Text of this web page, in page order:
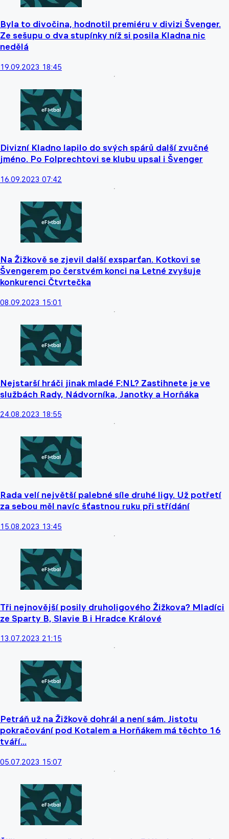
Byla to divočina, hodnotil premiéru v divizi Švenger.
Ze sešupu o dva stupínky níž si posila Kladna nic
nedělá
19.09.2023 18:45
Divizní Kladno lapilo do svých spárů další zvučné
jméno. Po Folprechtovi se klubu upsal i Švenger
16.09.2023 07:42
Na Žižkově se zjevil další exsparťan. Kotkovi se
Švengerem po čerstvém konci na Letné zvyšuje
konkurenci Čtvrtečka
08.09.2023 15:01
Nejstarší hráči jinak mladé F:NL? Zastihnete je ve
službách Rady, Nádvorníka, Janotky a Horňáka
24.08.2023 18:55
Rada velí největší palebné síle druhé ligy. Už potřetí
za sebou měl navíc šťastnou ruku při střídání
15.08.2023 13:45
Tři nejnovější posily druholigového Žižkova? Mladíci
ze Sparty B, Slavie B i Hradce Králové
13.07.2023 21:15
Petráň už na Žižkově dohrál a není sám. Jistotu
pokračování pod Kotalem a Horňákem má těchto 16
tváří...
05.07.2023 15:07